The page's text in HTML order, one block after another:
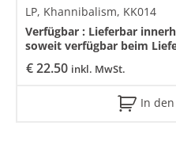
€22.50 inkl. MwSt.
LP, Khannibalism, KK014
Verfügbar : Lieferbar
soweit verfügbar beim
In